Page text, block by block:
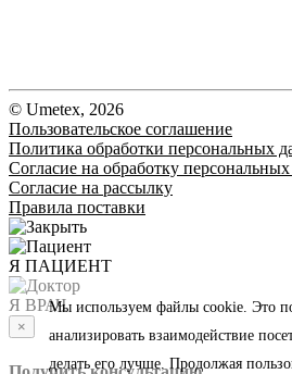
© Umetex, 2026
Пользовательское соглашение
Политика обработки персональных
Согласие на обработку
Согласие на рассылку
Правила поставки
Мы используем файлы cookie. Это
анализировать взаимодействие
делать его лучше. Продолжая
Я ПАЦИЕНТ
Я ВРАЧ
×